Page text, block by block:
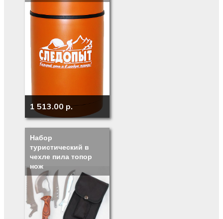
1 513.00 p.
Набор
туристический в
чехле пила топор
нож